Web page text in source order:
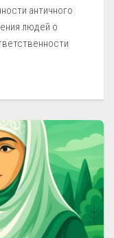
античного
людей о